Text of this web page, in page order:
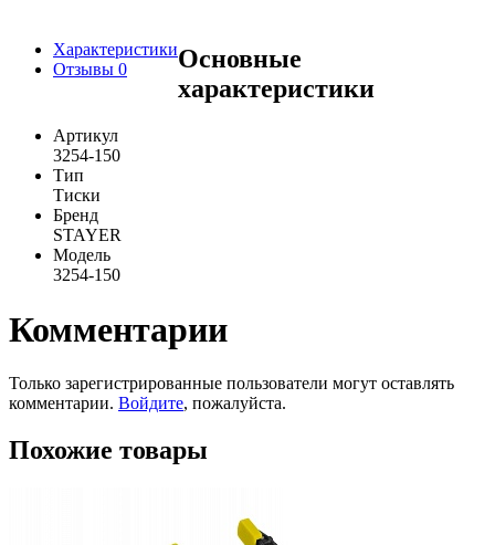
Характеристики
Отзывы 0
Основные
характеристики
Артикул
3254-150
Тип
Тиски
Бренд
STAYER
Модель
3254-150
Комментарии
Только зарегистрированные пользователи могут оставлять
комментарии. Войдите, пожалуйста.
Похожие товары